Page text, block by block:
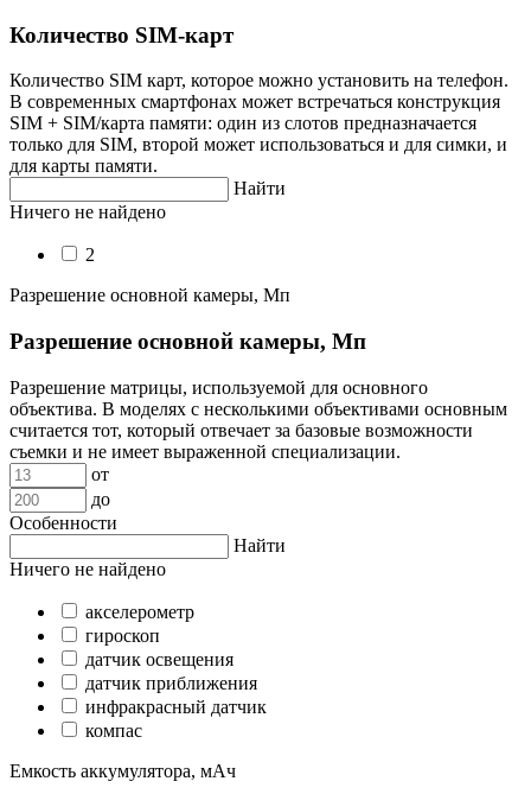
Количество SIM-карт
Количество SIM карт, которое можно установить на телефон.
В современных смартфонах может встречаться конструкция
SIM + SIM/карта памяти: один из слотов предназначается
только для SIM, второй может использоваться и для симки, и
для карты памяти.
Найти
Ничего не найдено
2
Разрешение основной камеры, Мп
Разрешение основной камеры, Мп
Разрешение матрицы, используемой для основного
объектива. В моделях с несколькими объективами основным
считается тот, который отвечает за базовые возможности
съемки и не имеет выраженной специализации.
от
до
Особенности
Найти
Ничего не найдено
акселерометр
гироскоп
датчик освещения
датчик приближения
инфракрасный датчик
компас
Емкость аккумулятора, мАч